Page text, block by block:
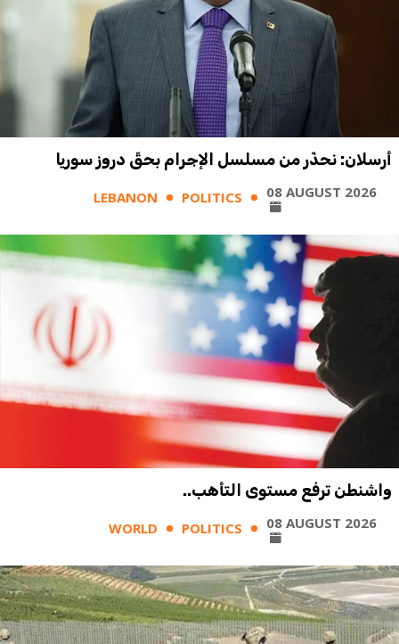
أرسلان: نحذّر من مسلسل الإجرام بحقّ دروز سوريا
LEBANON POLITICS 08 AUGUST 2026
واشنطن ترفع مستوى التأهب..
WORLD POLITICS 08 AUGUST 2026